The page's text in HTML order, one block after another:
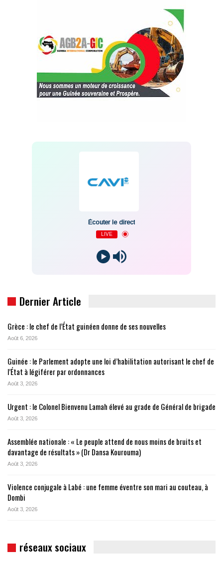
Écouter le direct
LIVE
Dernier Article
Grèce : le chef de l’État guinéen donne de ses nouvelles
Août 6, 2026
Guinée : le Parlement adopte une loi d’habilitation autorisant le chef de
l’État à légiférer par ordonnances
Août 3, 2026
Urgent : le Colonel Bienvenu Lamah élevé au grade de Général de brigade
Août 3, 2026
Assemblée nationale : « Le peuple attend de nous moins de bruits et
davantage de résultats » (Dr Dansa Kourouma)
Août 3, 2026
Violence conjugale à Labé : une femme éventre son mari au couteau, à
Dombi
Août 3, 2026
réseaux sociaux